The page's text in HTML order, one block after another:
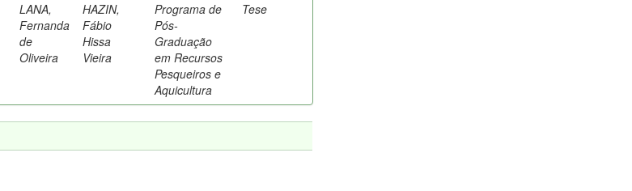
LANA,
Fernanda
de
Oliveira
HAZIN,
Fábio
Hissa
Vieira
Programa de
Pós-
Graduação
em Recursos
Pesqueiros e
Aquicultura
Tese